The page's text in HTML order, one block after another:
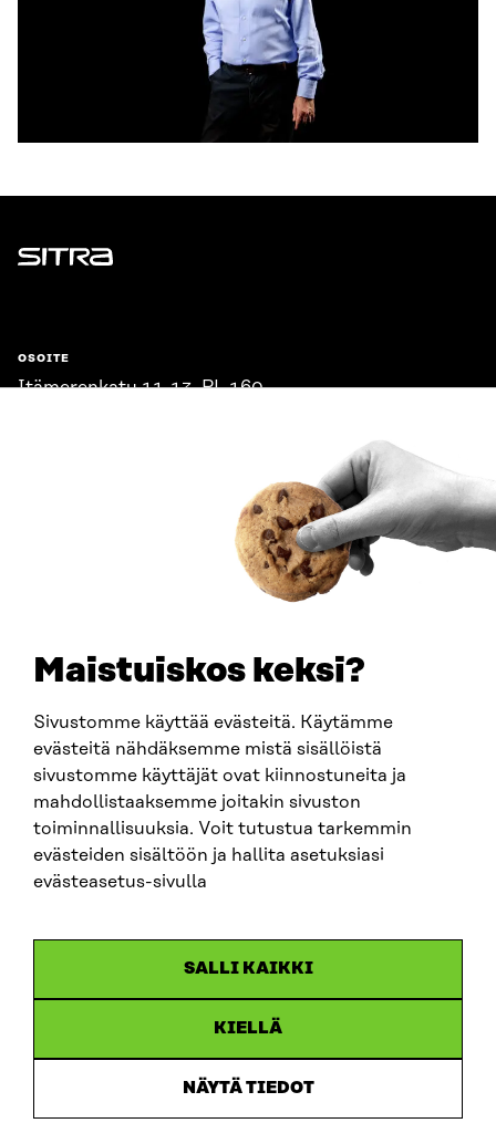
Maistuiskos keksi?
Sivustomme käyttää evästeitä. Käytämme
evästeitä nähdäksemme mistä sisällöistä
sivustomme käyttäjät ovat kiinnostuneita ja
mahdollistaaksemme joitakin sivuston
toiminnallisuuksia. Voit tutustua tarkemmin
evästeiden sisältöön ja hallita asetuksiasi
evästeasetus-sivulla
SALLI KAIKKI
KIELLÄ
NÄYTÄ TIEDOT
Sitra
OSOITE
Itämerenkatu 11-13, PL 160,
SITRA SOSIAALISESSA MEDIASSA
LinkedIn
Instagram
YouTube
Saavutettavuusseloste